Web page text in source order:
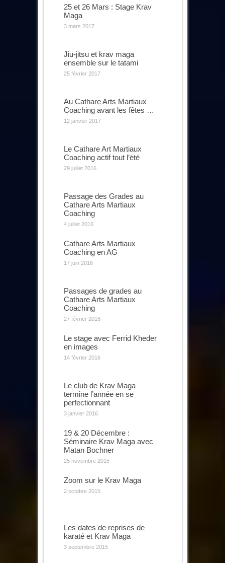
25 et 26 Mars : Stage Krav
Maga
3 mars 2017
Jiu-jitsu et krav maga
ensemble sur le tatami
25 février 2017
Au Cathare Arts Martiaux
Coaching avant les fêtes …
12 janvier 2017
Le Cathare Art Martiaux
Coaching actif tout l’été
29 juillet 2016
Passage des Grades au
Cathare Arts Martiaux
Coaching
4 juillet 2016
Cathare Arts Martiaux
Coaching en AG
17 juin 2016
Passages de grades au
Cathare Arts Martiaux
Coaching
27 février 2016
Le stage avec Ferrid Kheder
en images
14 février 2016
Le club de Krav Maga
termine l’année en se
perfectionnant
3 janvier 2016
19 & 20 Décembre :
Séminaire Krav Maga avec
Matan Bochner
25 novembre 2015
Zoom sur le Krav Maga
2 octobre 2015
Les dates de reprises de
karaté et Krav Maga
3 septembre 2015